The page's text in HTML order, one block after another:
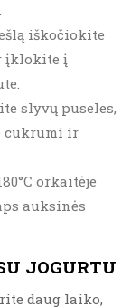
iškočiokite
įklokite į
slyvų puseles,
cukrumi ir
orkaitėje
auksinės
JOGURTU
daug laiko,